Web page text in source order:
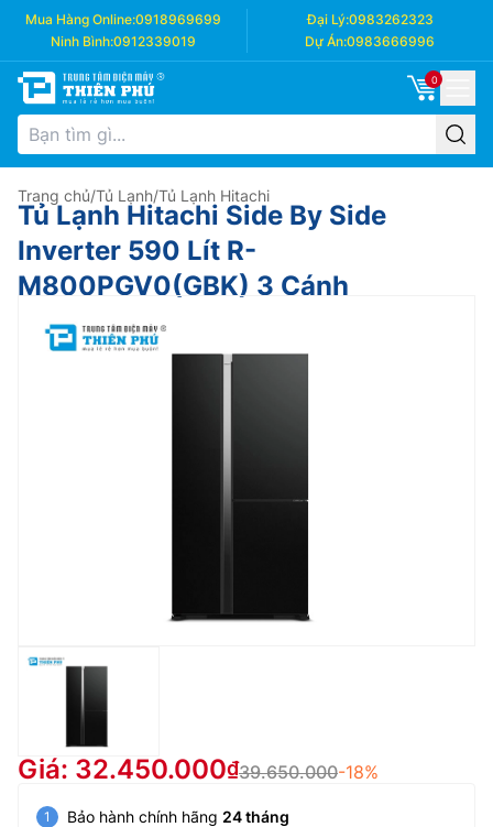
Mua Hàng Online:0918969699 Đại Lý:0983262323
Ninh Bình:0912339019 Dự Án:0983666996
0
Trang chủ/Tủ Lạnh/Tủ Lạnh Hitachi
Tủ Lạnh Hitachi Side By Side
Inverter 590 Lít R-
M800PGV0(GBK) 3 Cánh
Giá: 32.450.000 39.650.000-18%
Bảo hành chính hãng 24 tháng